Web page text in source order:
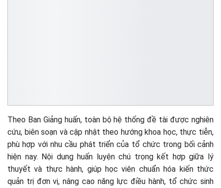
Theo Ban Giảng huấn, toàn bộ hệ thống đề tài được nghiên
cứu, biên soạn và cập nhật theo hướng khoa học, thực tiễn,
phù hợp với nhu cầu phát triển của tổ chức trong bối cảnh
hiện nay. Nội dung huấn luyện chú trọng kết hợp giữa lý
thuyết và thực hành, giúp học viên chuẩn hóa kiến thức
quản trị đơn vị, nâng cao năng lực điều hành, tổ chức sinh